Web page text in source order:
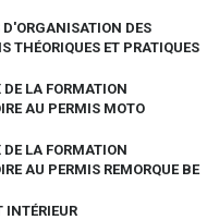
DES
THÉORIQUES ET PRATIQUES
DE LA FORMATION
AU PERMIS MOTO
DE LA FORMATION
AU PERMIS REMORQUE BE
INTÉRIEUR